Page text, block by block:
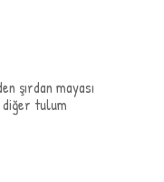
şırdan mayası
diğer tulum